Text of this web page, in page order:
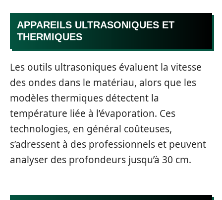
APPAREILS ULTRASONIQUES ET
THERMIQUES
Les outils ultrasoniques évaluent la vitesse
des ondes dans le matériau, alors que les
modèles thermiques détectent la
température liée à l’évaporation. Ces
technologies, en général coûteuses,
s’adressent à des professionnels et peuvent
analyser des profondeurs jusqu’à 30 cm.